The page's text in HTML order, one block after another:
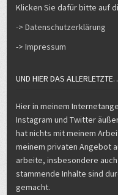
Klicken Sie dafür bitte auf
-> Datenschutzerklärung
-> Impressum
UND HIER DAS
Hier in meinem
Instagram und Twitter
hat nichts mit meinem
meinem privaten Angebot
arbeite, insbesondere
stammende Inhalte sind
gemacht.